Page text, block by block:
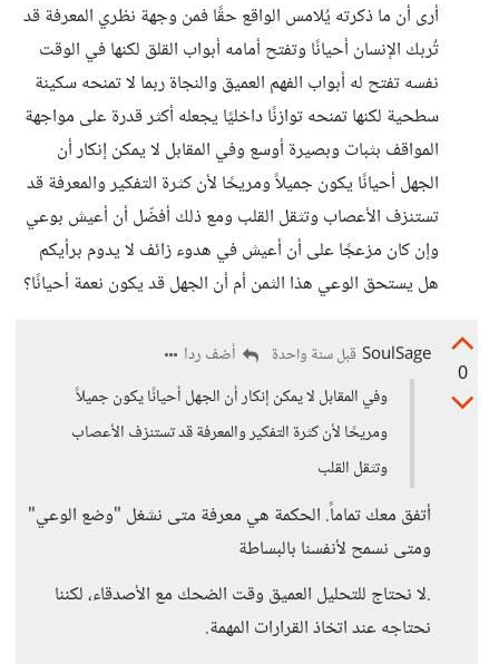
أرى أن ما ذكرته يُلامس الواقع حقًا فمن وجهة نظري المعرفة قد
تُربك الإنسان أحيانًا وتفتح أمامه أبواب القلق لكنها في الوقت
نفسه تفتح له أبواب الفهم العميق والنجاة ربما لا تمنحه سكينة
سطحية لكنها تمنحه توازنًا داخليًا يجعله أكثر قدرة على مواجهة
المواقف بثبات وبصيرة أوسع وفي المقابل لا يمكن إنكار أن
الجهل أحيانًا يكون جميلاً ومريحًا لأن كثرة التفكير والمعرفة قد
تستنزف الأعصاب وتثقل القلب ومع ذلك أفضّل أن أعيش بوعي
وإن كان مزعجًا على أن أعيش في هدوء زائف لا يدوم برأيكم
هل يستحق الوعي هذا الثمن أم أن الجهل قد يكون نعمة أحيانًا؟
0
SoulSage قبل سنة واحدة
أضف ردا
وفي المقابل لا يمكن إنكار أن الجهل أحيانًا يكون جميلاً
ومريحًا لأن كثرة التفكير والمعرفة قد تستنزف الأعصاب
وتثقل القلب
أتفق معك تماماً. الحكمة هي معرفة متى نشغل "وضع الوعي"
ومتى نسمح لأنفسنا بالبساطة
.لا نحتاج للتحليل العميق وقت الضحك مع الأصدقاء، لكننا
نحتاجه عند اتخاذ القرارات المهمة.